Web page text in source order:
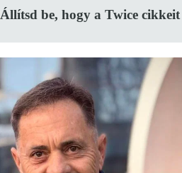
Állítsd be, hogy a Twice